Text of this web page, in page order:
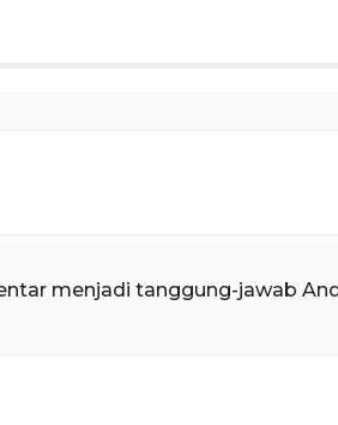
menjadi tanggung-jawab